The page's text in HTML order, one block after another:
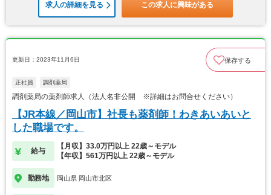
求人の詳細を見る この求人に興味がある
更新日：2023年11月6日 保存する
正社員 調剤薬局
調剤薬局の薬剤師求人（法人名非公開 ※詳細はお問合せください）
【JR本線／岡山市】社長も薬剤師！わきあいあいと
した職場です。
給与
【月収】33.0万円以上 22歳～モデル
【年収】561万円以上 22歳～モデル
勤務地 岡山県 岡山市北区